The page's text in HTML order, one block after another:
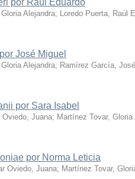
por Raúl Eduardo
Alejandra; Loredo Puerta, Raúl
José Miguel
Alejandra; Ramírez García,
por Sara Isabel
Oviedo, Juana; Martínez Tovar, Gloria
por Norma Leticia
Oviedo, Juana; Martínez Tovar,